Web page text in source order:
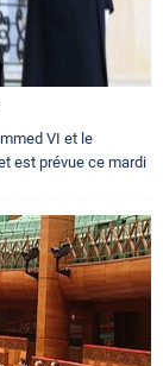
VI et le
est prévue ce mardi